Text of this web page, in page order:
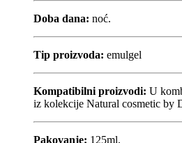
Doba dana: noć.
Tip proizvoda: emulgel
Kompatibilni proizvodi: U
iz kolekcije Natural cosmetic by
Pakovanje: 125ml.